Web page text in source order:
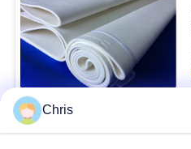
용
문
을
요 Chris